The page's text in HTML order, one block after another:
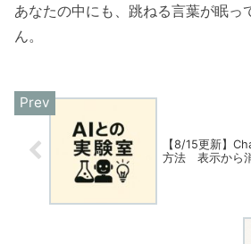
あなたの中にも、跳ねる言葉が眠っ
ん。
【8/15更新】
方法 表示から